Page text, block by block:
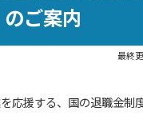
ご案内
最終
応援する、国の退職金制